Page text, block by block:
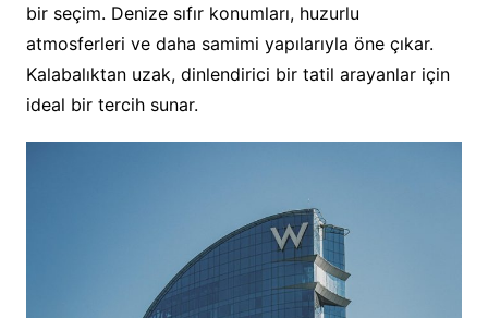
bir seçim. Denize sıfır konumları, huzurlu
atmosferleri ve daha samimi yapılarıyla öne çıkar.
Kalabalıktan uzak, dinlendirici bir tatil arayanlar için
ideal bir tercih sunar.